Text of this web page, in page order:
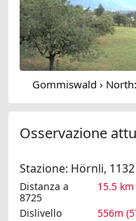
Gommiswald ›
Osservazione
Stazione: Hörnli,
Distanza a
8725
15.5 km
Dislivello
556m